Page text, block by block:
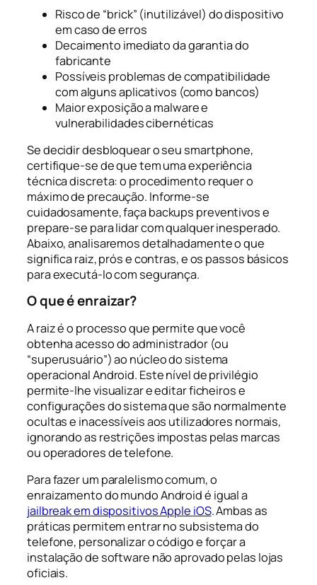
Risco de “brick” (inutilizável) do dispositivo
em caso de erros
Decaimento imediato da garantia do
fabricante
Possíveis problemas de compatibilidade
com alguns aplicativos (como bancos)
Maior exposição a malware e
vulnerabilidades cibernéticas
Se decidir desbloquear o seu smartphone,
certifique-se de que tem uma experiência
técnica discreta: o procedimento requer o
máximo de precaução. Informe-se
cuidadosamente, faça backups preventivos e
prepare-se para lidar com qualquer inesperado.
Abaixo, analisaremos detalhadamente o que
significa raiz, prós e contras, e os passos básicos
para executá-lo com segurança.
O que é enraizar?
A raiz é o processo que permite que você
obtenha acesso do administrador (ou
“superusuário”) ao núcleo do sistema
operacional Android. Este nível de privilégio
permite-lhe visualizar e editar ficheiros e
configurações do sistema que são normalmente
ocultas e inacessíveis aos utilizadores normais,
ignorando as restrições impostas pelas marcas
ou operadores de telefone.
Para fazer um paralelismo comum, o
enraizamento do mundo Android é igual a
jailbreak em dispositivos Apple iOS. Ambas as
práticas permitem entrar no subsistema do
telefone, personalizar o código e forçar a
instalação de software não aprovado pelas lojas
oficiais.